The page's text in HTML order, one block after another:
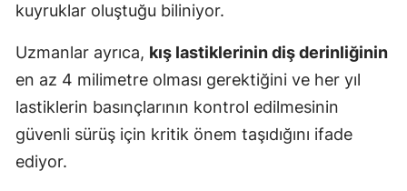
kuyruklar oluştuğu biliniyor.
Uzmanlar ayrıca, kış lastiklerinin diş derinliğinin
en az 4 milimetre olması gerektiğini ve her yıl
lastiklerin basınçlarının kontrol edilmesinin
güvenli sürüş için kritik önem taşıdığını ifade
ediyor.